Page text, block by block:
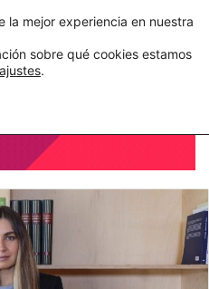
Nueva Ley Aduanera eleva el costo de los errores documentales
la mejor experiencia en nuestra
sobre qué cookies estamos
ajustes.